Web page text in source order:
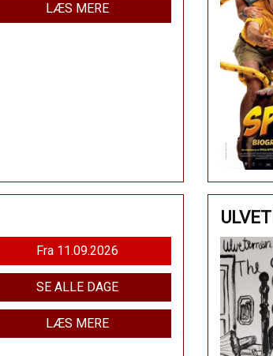
LÆS MERE
Fra 11.09.2026
SE ALLE DAGE
LÆS MERE